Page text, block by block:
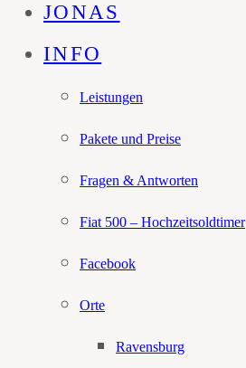
JONAS
INFO
Leistungen
Pakete und Preise
Fragen & Antworten
Fiat 500 – Hochzeitsoldtimer
Facebook
Orte
Ravensburg